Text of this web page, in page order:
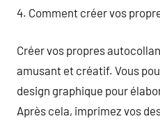
4. Comment créer vos
Créer vos propres
amusant et créatif. Vous
design graphique pour
Après cela, imprimez vos